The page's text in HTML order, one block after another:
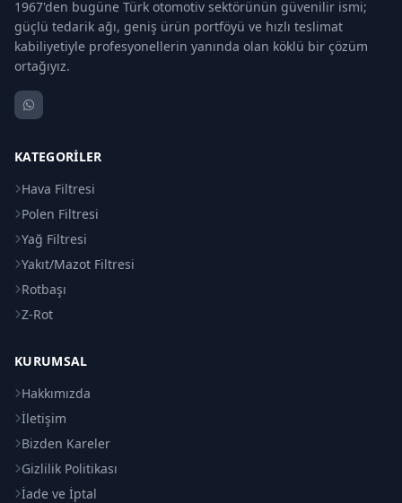
1967'den bugüne Türk otomotiv sektörünün güvenilir ismi;
güçlü tedarik ağı, geniş ürün portföyü ve hızlı teslimat
kabiliyetiyle profesyonellerin yanında olan köklü bir çözüm
ortağıyız.
KATEGORILER
Hava Filtresi
Polen Filtresi
Yağ Filtresi
Yakıt/Mazot Filtresi
Rotbaşı
Z-Rot
KURUMSAL
Hakkımızda
İletişim
Bizden Kareler
Gizlilik Politikası
İade ve İptal